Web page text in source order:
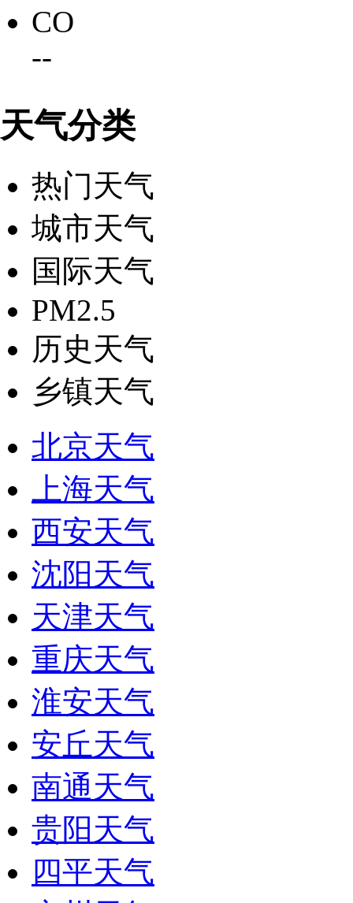
CO
--
天气分类
热门天气
城市天气
国际天气
PM2.5
历史天气
乡镇天气
北京天气
上海天气
西安天气
沈阳天气
天津天气
重庆天气
淮安天气
安丘天气
南通天气
贵阳天气
四平天气